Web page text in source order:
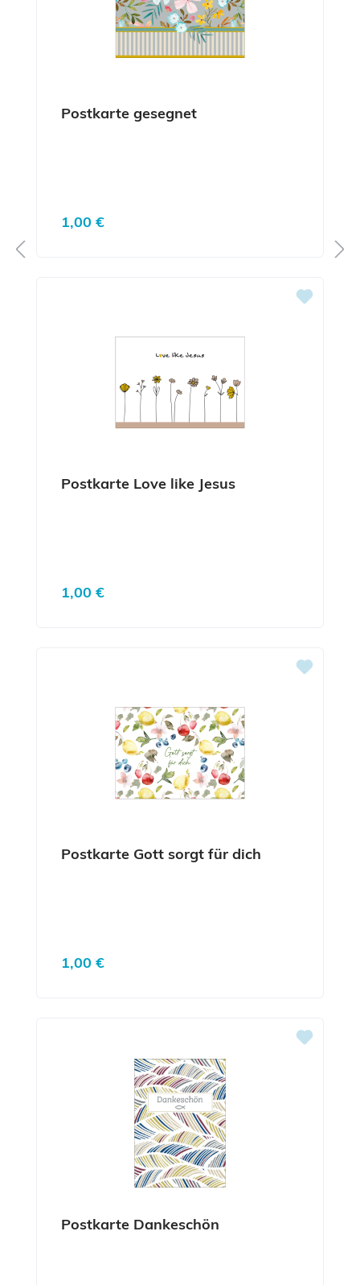
Postkarte gesegnet
Regulärer Preis:
1,00 €
Postkarte Love like Jesus
Regulärer Preis:
1,00 €
Postkarte Gott sorgt für dich
Regulärer Preis:
1,00 €
Postkarte Dankeschön